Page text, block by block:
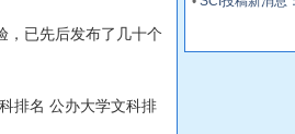
，已先后发布了几十个
排名 公办大学文科排